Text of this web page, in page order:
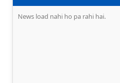
News load nahi ho pa rahi hai.